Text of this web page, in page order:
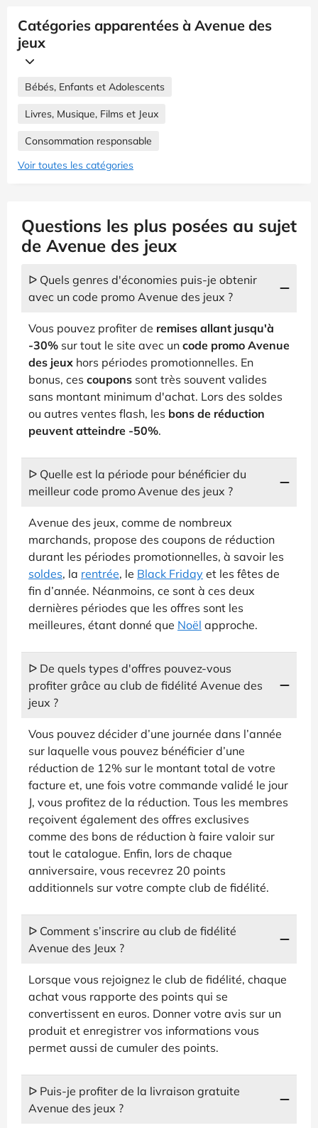
Catégories apparentées à Avenue des
jeux
Bébés, Enfants et Adolescents
Livres, Musique, Films et Jeux
Consommation responsable
Voir toutes les catégories
Questions les plus posées au sujet
de Avenue des jeux
ᐅ Quels genres d'économies puis-je obtenir
avec un code promo Avenue des jeux ?
Vous pouvez profiter de remises allant jusqu'à
-30% sur tout le site avec un code promo Avenue
des jeux hors périodes promotionnelles. En
bonus, ces coupons sont très souvent valides
sans montant minimum d'achat. Lors des soldes
ou autres ventes flash, les bons de réduction
peuvent atteindre -50%.
ᐅ Quelle est la période pour bénéficier du
meilleur code promo Avenue des jeux ?
Avenue des jeux, comme de nombreux
marchands, propose des coupons de réduction
durant les périodes promotionnelles, à savoir les
soldes, la rentrée, le Black Friday et les fêtes de
fin d’année. Néanmoins, ce sont à ces deux
dernières périodes que les offres sont les
meilleures, étant donné que Noël approche.
ᐅ De quels types d'offres pouvez-vous
profiter grâce au club de fidélité Avenue des
jeux ?
Vous pouvez décider d’une journée dans l’année
sur laquelle vous pouvez bénéficier d’une
réduction de 12% sur le montant total de votre
facture et, une fois votre commande validé le jour
J, vous profitez de la réduction. Tous les membres
reçoivent également des offres exclusives
comme des bons de réduction à faire valoir sur
tout le catalogue. Enfin, lors de chaque
anniversaire, vous recevrez 20 points
additionnels sur votre compte club de fidélité.
ᐅ Comment s’inscrire au club de fidélité
Avenue des Jeux ?
Lorsque vous rejoignez le club de fidélité, chaque
achat vous rapporte des points qui se
convertissent en euros. Donner votre avis sur un
produit et enregistrer vos informations vous
permet aussi de cumuler des points.
ᐅ Puis-je profiter de la livraison gratuite
Avenue des jeux ?